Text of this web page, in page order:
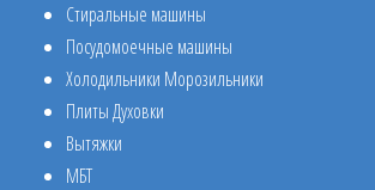
Стиральные машины
Посудомоечные машины
Холодильники Морозильники
Плиты Духовки
Вытяжки
МБТ